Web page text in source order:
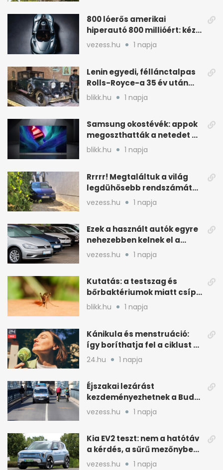
800 lóerős amerikai
hiperautó 800 millióért: kézi
váltóval jön
vezess.hu 1 napja
Lenin egyedi, féllánctalpas
Rolls-Royce-a 35 év után
kijött a garázsból
blikk.hu 1 napja
Samsung okostévék: appok
megoszthatták a netedet a
tudtod nélkül
blikk.hu 1 napja
Rrrrr! Megtaláltuk a világ
legdühösebb rendszámát
és az árát is
vezess.hu 1 napja
Ezek a használt autók egyre
nehezebben kelnek el a
magyar piacon
vezess.hu 1 napja
Kutatás: a testszag és
bőrbaktériumok miatt csípik
inkább a szúnyogok
blikk.hu 1 napja
Kánikula és menstruáció:
így boríthatja fel a ciklust a
hőség
24.hu 1 napja
Éjszakai lezárást
kezdeményezhetnek a Budai
Váralagútnál Budapesten
vezess.hu 1 napja
Kia EV2 teszt: nem a hatótáv
a kérdés, a sűrű mezőnyben
dől el
vezess.hu 1 napja